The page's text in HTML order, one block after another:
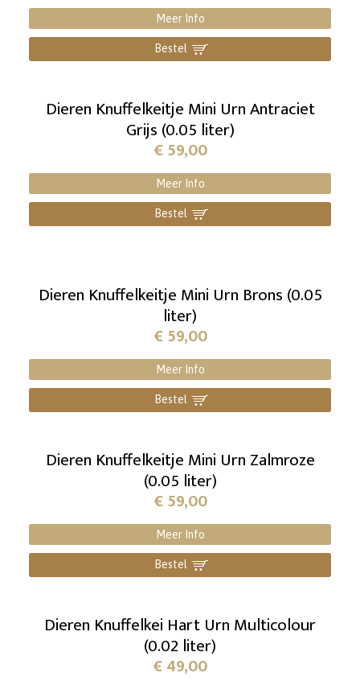
Meer Info
Bestel ]
Dieren Knuffelkeitje Mini Urn Antraciet
Grijs (0.05 liter)
€59,00
Meer Info
Bestel ]
Dieren Knuffelkeitje Mini Urn Brons (0.05
liter)
€59,00
Meer Info
Bestel ]
Dieren Knuffelkeitje Mini Urn Zalmroze
(0.05 liter)
€59,00
Meer Info
Bestel ]
Dieren Knuffelkei Hart Urn Multicolour
(0.02 liter)
€49,00